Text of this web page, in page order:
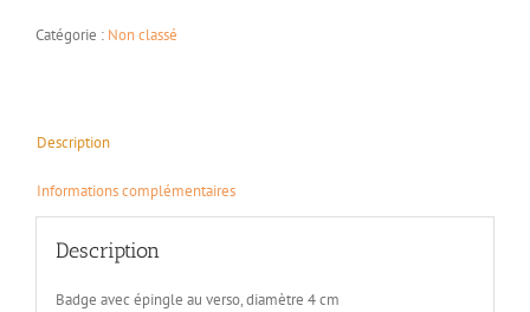
I
»
Catégorie : Non classé
Description
Informations complémentaires
Description
Badge avec épingle au verso, diamètre 4 cm